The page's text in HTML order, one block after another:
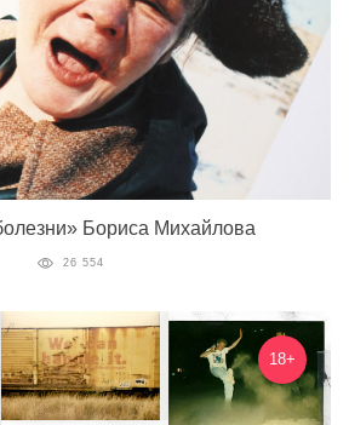
Бориса Михайлова
26 554
18+